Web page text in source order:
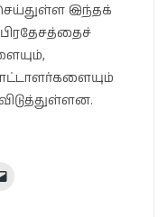
இந்தக்